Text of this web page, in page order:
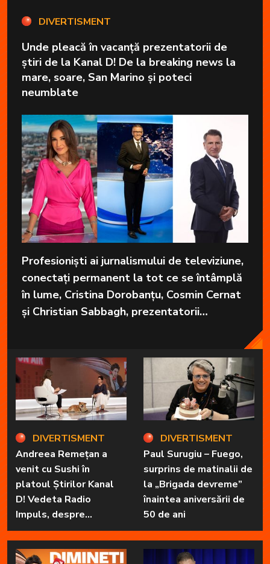
DIVERTISMENT
Unde pleacă în vacanță prezentatorii de
știri de la Kanal D! De la breaking news la
mare, soare, San Marino și poteci
neumblate
Profesioniști ai jurnalismului de televiziune,
conectați permanent la tot ce se întâmplă
în lume, Cristina Dorobanțu, Cosmin Cernat
și Christian Sabbagh, prezentatorii
în fața telespectatorilor.
DIVERTISMENT
Andreea Remețan a
venit cu Sushi în
platoul Știrilor Kanal
D! Vedeta Radio
Impuls, despre
„Dimineți de vacanță” și
prietena sa
necuvântătoare
DIVERTISMENT
Paul Surugiu – Fuego,
surprins de matinalii de
la „Brigada devreme”
înaintea aniversării de
50 de ani